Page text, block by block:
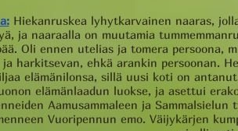
Hiekanruskea lyhytkarvainen naaras,
ja naaraalla on muutamia
Oli ennen utelias ja tomera persoona,
ja harkitsevan, ehkä arankin persoonan.
elämänilonsa, sillä uusi koti on
elämänlaadun luokse, ja asettui
Aamusammaleen ja
Vuoripennun emo. Väijykärjen